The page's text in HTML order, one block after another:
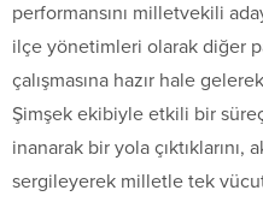
performansını milletvekili
ilçe yönetimleri olarak diğer
çalışmasına hazır hale
Şimşek ekibiyle etkili bir
inanarak bir yola
sergileyerek milletle tek